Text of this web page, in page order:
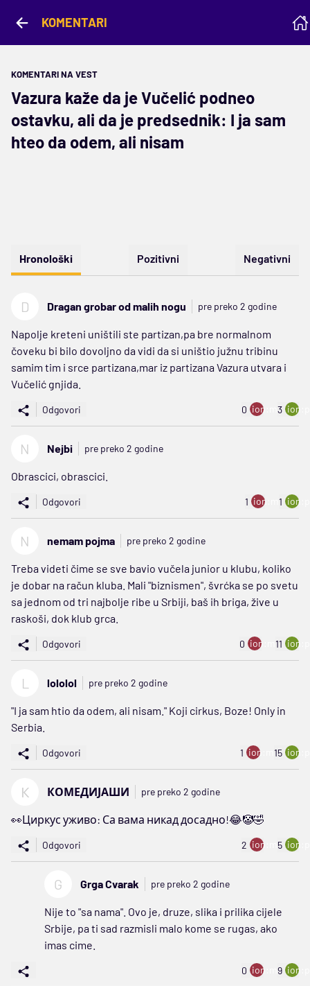
KOMENTARI
KOMENTARI NA VEST
Vazura kaže da je Vučelić podneo
ostavku, ali da je predsednik: I ja sam
hteo da odem, ali nisam
Hronološki Pozitivni Negativni
D Dragan grobar od malih nogu pre preko 2 godine
Napolje kreteni uništili ste partizan,pa bre normalnom
čoveku bi bilo dovoljno da vidi da si uništio južnu tribinu
samim tim i srce partizana,mar iz partizana Vazura utvara i
Vučelić gnjida.
Odgovori 0 ion:minus
3
N Nejbi pre preko 2 godine
Obrascici, obrascici.
Odgovori 1 ion:minus
1
N nemam pojma pre preko 2 godine
Treba videti čime se sve bavio vučela junior u klubu, koliko
je dobar na račun kluba. Mali "biznismen", švrćka se po svetu
sa jednom od tri najbolje ribe u Srbiji, baš ih briga, žive u
raskoši, dok klub grca.
Odgovori 0 ion:minus
11
L lololol pre preko 2 godine
"I ja sam htio da odem, ali nisam." Koji cirkus, Boze! Only in
Serbia.
Odgovori 1 ion:minus
15
К КОМЕДИЈАШИ pre preko 2 godine
👀Циркус уживо: Са вама никад досадно!😂🤡🤣
Odgovori 2 ion:minus
5
G Grga Cvarak pre preko 2 godine
Nije to "sa nama". Ovo je, druze, slika i prilika cijele
Srbije, pa ti sad razmisli malo kome se rugas, ako
imas cime.
0 ion:minus
9